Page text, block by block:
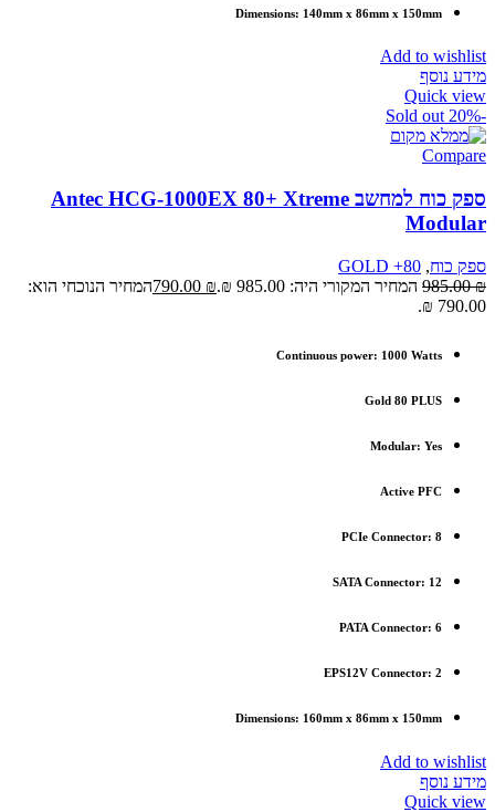
Dimensions: 140mm x 86mm x 150mm
Add to wishlist
מידע נוסף
Quick view
-20%
Sold out
Compare
ספק כוח למחשב Antec HCG-1000EX 80+ Xtreme
Modular
ספק כוח,
80+ GOLD
985.00₪ המחיר המקורי היה: 985.00 ₪. 790.00 ₪
המחיר הנוכחי הוא:
790.00 ₪.
Continuous power: 1000 Watts
Gold 80 PLUS
Modular: Yes
Active PFC
PCIe Connector: 8
SATA Connector: 12
PATA Connector: 6
EPS12V Connector: 2
Dimensions: 160mm x 86mm x 150mm
Add to wishlist
מידע נוסף
Quick view